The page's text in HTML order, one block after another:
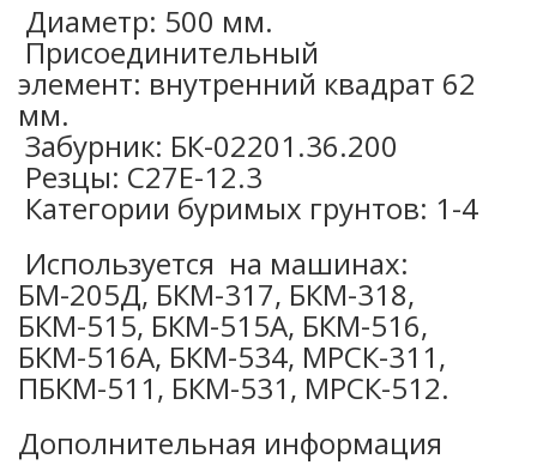
Диаметр: 500 мм.
Присоединительный
элемент: внутренний квадрат 62
мм.
Забурник: БК-02201.36.200
Резцы: С27Е-12.3
Категории буримых грунтов: 1-4
Используется на машинах:
БМ-205Д, БКМ-317, БКМ-318,
БКМ-515, БКМ-515А, БКМ-516,
БКМ-516А, БКМ-534, МРСК-311,
ПБКМ-511, БКМ-531, МРСК-512.
Дополнительная информация